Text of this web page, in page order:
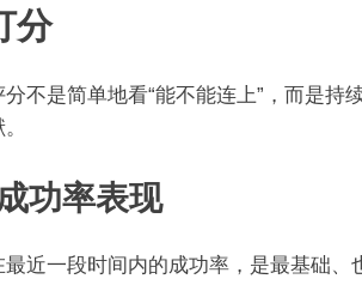
分
分不是简单地看“能不能连上”，而是持
功率表现
近一段时间内的成功率，是最基础、